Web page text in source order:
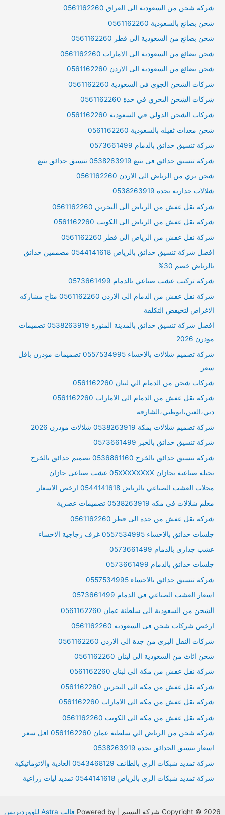
شركة شحن من السعودية الى العراق 0561162260
شحن بضائع بالسعودية 0561162260
شحن بضائع من السعودية الى قطر 0561162260
شحن بضائع من السعودية الى الامارات 0561162260
شحن بضائع من السعودية الى الاردن 0561162260
شركات الشحن الجوي في السعودية 0561162260
شركات الشحن البحري في جدة 0561162260
شركات الشحن الدولي في السعودية 0561162260
شحن معدات ثقيله بالسعودية 0561162260
شركة تنسيق حدائق بالدمام 0573661499
شركة تنسيق حدائق فى ينبع 0538263919 تنسيق حدائق ينبع
شحن بري من الرياض الى الاردن 0561162260
شلالات جداريه بجده 0538263919
شركة نقل عفش من الرياض الى البحرين 0561162260
شركة نقل عفش من الرياض الى الكويت 0561162260
شركة نقل عفش من الرياض الى قطر 0561162260
افضل شركة تنسيق حدائق بالرياض 0544141618 مصممين حدائق
بالرياض خصم 30%
شركة تركيب عشب صناعي بالدمام 0573661499
شركة نقل عفش من الدمام الى الاردن 0561162260 متاح مشاركه
الاغراض لتخيفض التكلفة
افضل شركة تنسيق حدائق بالمدينة المنورة 0538263919 تصميمات
مودرن 2026
شركة تصميم شلالات بالاحساء 0557534995 تصميمات مودرن باقل
سعر
شركات شحن من الدمام الي لبنان 0561162260
شركة نقل عفش من الدمام الى الامارات 0561162260
دبي،العين،ابوظبي،الشارقة
شركة تصميم شلالات بمكة 0538263919 شلالات مودرن 2026
شركة تنسيق حدائق بالخبر 0573661499
شركة تنسيق حدائق بالخرج 0536861160 تصميم حدائق بالخرج
نجيلة صناعية بجازان 05XXXXXXXX عشب صناعى جازان
محلات العشب الصناعي بالرياض 0544141618 ارخص الاسعار
معلم شلالات فى مكه 0538263919 تصميمات عصرية
شركة نقل عفش من جدة الى قطر 0561162260
جلسات حدائق بالاحساء 0557534995 غرف زجاجية الاحساء
عشب جدارى بالدمام 0573661499
جلسات حدائق بالدمام 0573661499
شركة تنسيق حدائق بالاحساء 0557534995
اسعار العشب الصناعي في الدمام 0573661499
الشحن من السعودية الى سلطنة عمان 0561162260
ارخص شركات شحن فى السعوديه 0561162260
شركات النقل البري من جدة الى الاردن 0561162260
شحن اثاث من السعودية الى لبنان 0561162260
شركة نقل عفش من مكة الى لبنان 0561162260
شركة نقل عفش من مكة الى البحرين 0561162260
شركة نقل عفش من مكة الى الامارات 0561162260
شركة نقل عفش من مكة الى الكويت 0561162260
شركة شحن من الرياض الي سلطنة عمان 0561162260 اقل سعر
اسعار تنسيق الحدائق بجدة 0538263919
شركة تمديد شبكات الري بالطائف 0543468129 العادية والاتوماتيكية
شركة تمديد شبكات الري بالرياض 0544141618 تمديد ليات زراعية
Copyright © 2026 شركة النسيم | Powered by قالب Astra للووردبريس